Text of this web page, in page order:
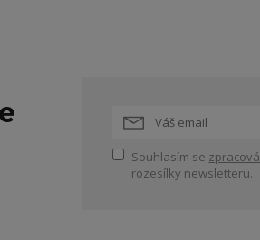
Souhlasím se
rozesílky newsletteru.